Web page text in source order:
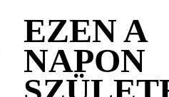
EZEN A
NAPON